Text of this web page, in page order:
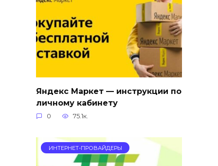
Яндекс Маркет — инструкции по
личному кабинету
0 75.1к.
ИНТЕРНЕТ-ПРОВАЙДЕРЫ